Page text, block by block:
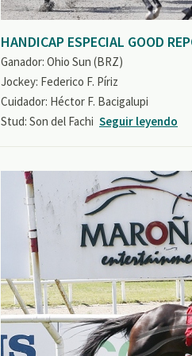
HANDICAP ESPECIAL GOOD
Ganador: Ohio Sun (BRZ)
Jockey: Federico F. Píriz
Cuidador: Héctor F. Bacigalupi
Stud: Son del Fachi Seguir leyendo